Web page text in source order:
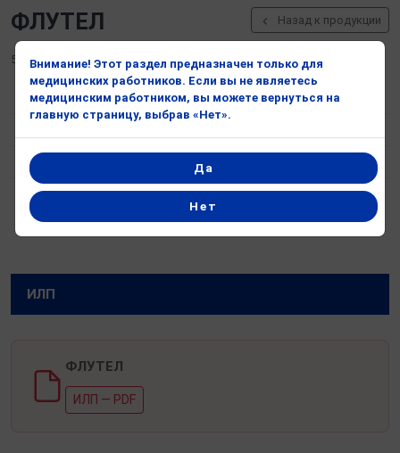
ФЛУТЕЛ Назад к продукции
50 мкг
Форма Назальный спрей, суспензия
Форма выпуска
Терапевтическая категория Дыхательная система
ИЛП
ИЛПФЛУТЕЛ
ИЛП — PDF
Внимание! Этот раздел предназначен только для
медицинских работников. Если вы не являетесь
медицинским работником, вы можете вернуться на
главную страницу, выбрав «Нет».
Да
Нет